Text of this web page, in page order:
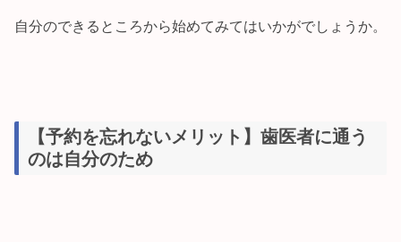
自分のできるところから始めてみてはいかがでしょうか。
【予約を忘れないメリット】歯医者に通う
のは自分のため